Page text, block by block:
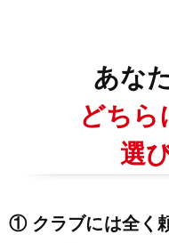
あな
どちら
選
① クラブには全く